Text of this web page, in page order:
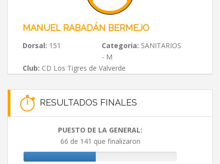
MANUEL RABADÁN BERMEJO
Dorsal: 151 Categoria: SANITARIOS
- M
Club: CD Los Tigres de Valverde
RESULTADOS FINALES
PUESTO DE LA GENERAL:
66 de 141 que finalizaron